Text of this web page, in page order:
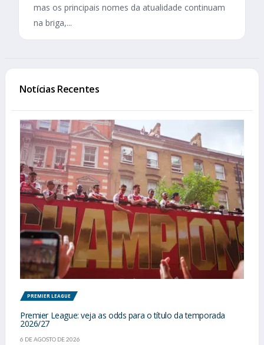
mas os principais nomes da atualidade continuam
na briga,...
Notícias Recentes
PREMIER LEAGUE
Premier League: veja as odds para o título da temporada
2026/27
6 DE AGOSTO DE 2026